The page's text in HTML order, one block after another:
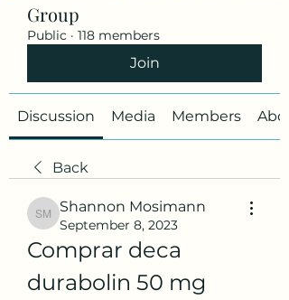
Group
Public · 118 members
Join
Discussion Media Members
Back
Shannon Mosimann
Shannon Mosimann
September 8, 2023
Comprar deca
durabolin 50 mg